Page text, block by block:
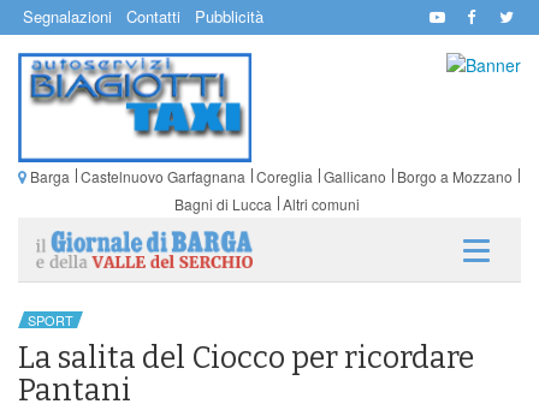
Segnalazioni Contatti Pubblicità
Barga Castelnuovo Garfagnana Coreglia Gallicano
Borgo a Mozzano
Bagni di Lucca Altri comuni
SPORT
La salita del Ciocco per ricordare
Pantani